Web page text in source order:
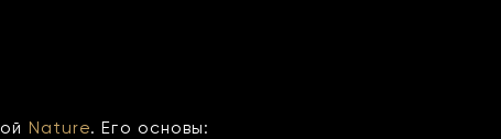
Nature. Его основы: